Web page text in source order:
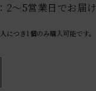
2〜5営業日でお届け
につき1 個のみ購入可能です。